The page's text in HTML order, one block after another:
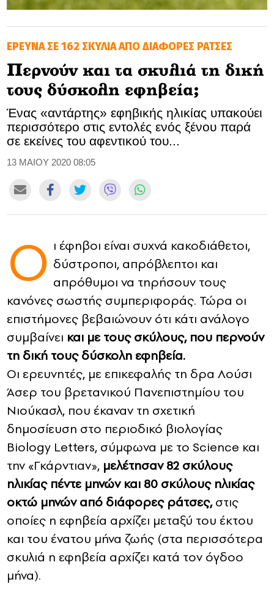
SOOZIE’S FRIENDS
CULTURE
TASTELAND
TECH
HEALTH
MEDIALAND
DRIVE
SPORTS
DIA Y NOCHE
CONTACT
ADVERTISE
ΈΡΕΥΝΑ ΣΕ 162 ΣΚΥΛΙΑ ΑΠΟ ΔΙΑΦΟΡΕΣ ΡΑΤΣΕΣ
Περνούν και τα σκυλιά τη δική
τους δύσκολη εφηβεία;
Ένας «αντάρτης» εφηβικής ηλικίας υπακούει
περισσότερο στις εντολές ενός ξένου παρά
σε εκείνες του αφεντικού του...
13 ΜΑΙΟΥ 2020 08:05
Ο ι έφηβοι είναι συχνά κακοδιάθετοι,
δύστροποι, απρόβλεπτοι και
απρόθυμοι να τηρήσουν τους
κανόνες σωστής συμπεριφοράς. Τώρα οι
επιστήμονες βεβαιώνουν ότι κάτι ανάλογο
συμβαίνει και με τους σκύλους, που περνούν
τη δική τους δύσκολη εφηβεία.
Οι ερευνητές, με επικεφαλής τη δρα Λούσι
Άσερ του βρετανικού Πανεπιστημίου του
Νιούκασλ, που έκαναν τη σχετική
δημοσίευση στο περιοδικό βιολογίας
Biology Letters, σύμφωνα με το Science και
την «Γκάρντιαν», μελέτησαν 82 σκύλους
ηλικίας πέντε μηνών και 80 σκύλους ηλικίας
οκτώ μηνών από διάφορες ράτσες,στις
οποίες η εφηβεία αρχίζει μεταξύ του έκτου
και του ένατου μήνα ζωής (στα περισσότερα
σκυλιά η εφηβεία αρχίζει κατά τον όγδοο
μήνα).